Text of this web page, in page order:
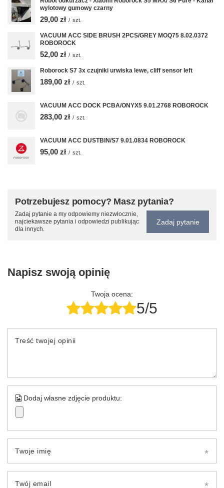
wylotowy gumowy czarny
29,00 zł / szt.
VACUUM ACC SIDE BRUSH 2PCS/GREY MOQ75 8.02.0372
ROBOROCK
52,00 zł / szt.
Roborock S7 3x czujniki urwiska lewe, cliff sensor left
189,00 zł / szt.
VACUUM ACC DOCK PCBA/ONYX5 9.01.2768 ROBOROCK
283,00 zł / szt.
VACUUM ACC DUSTBIN/S7 9.01.0834 ROBOROCK
95,00 zł / szt.
Potrzebujesz pomocy? Masz pytania?
Zadaj pytanie a my odpowiemy niezwłocznie,
najciekawsze pytania i odpowiedzi publikując
dla innych.
Zadaj pytanie
Napisz swoją opinię
Twoja ocena:
5/5
Treść twojej opinii
Dodaj własne zdjęcie produktu:
Twoje imię
Twój email